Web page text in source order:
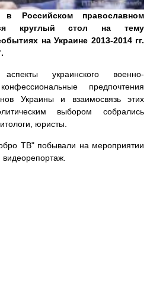
Российском православном
круглый стол на тему
на Украине 2013-2014 гг.
украинского военно-
предпочтения
Украины и взаимосвязь этих
выбором собрались
юристы.
ТВ" побывали на мероприятии